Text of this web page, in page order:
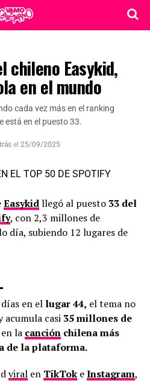
chileno Easykid,
en el mundo
cada vez más en el ranking
está en el puesto 33.
el 25/09/2025
Easykidllegó al puesto33 del
, con 2,3 millones de
día, subiendo 12 lugares de
en el lugar 44, el tema no
acumula casi35 millones de
la canciónchilena más
de la plataforma.
viralen TikTok eInstagram,